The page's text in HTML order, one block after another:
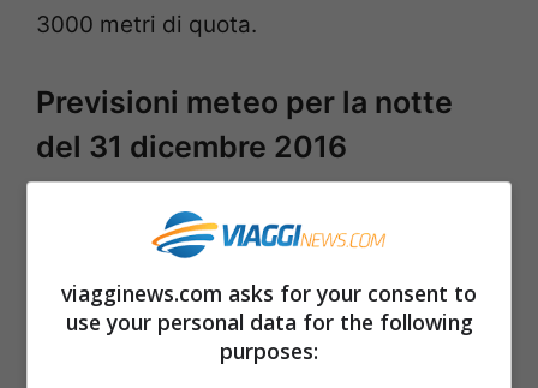
3000 metri di quota.
Previsioni meteo per la notte
del 31 dicembre 2016
La Bassa Pressione che farà decisamente
cambiare il clima sull’Italia l’avremo
primi giorni del 2017. L’anno in corso
dovrebbe quindi finire con una discreta
viagginews.com asks for your consent to
use your personal data for the following
purposes: